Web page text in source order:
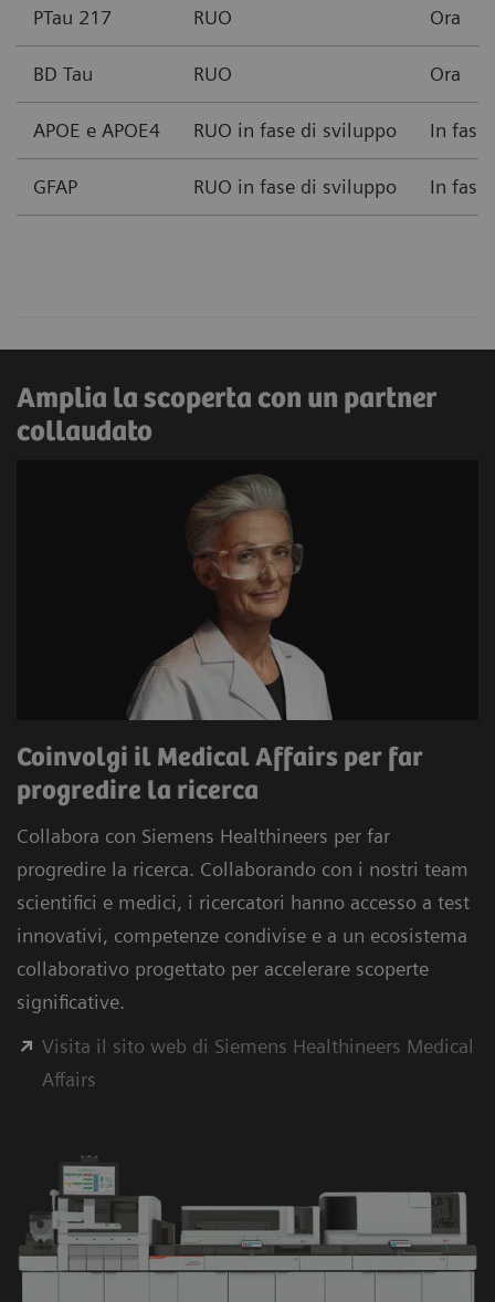
PTau 217 RUO Ora
BD Tau RUO Ora
APOE e APOE4 RUO in fase di sviluppo In
GFAP RUO in fase di sviluppo In
Amplia la scoperta con un partner
collaudato
Coinvolgi il Medical Affairs per far
progredire la ricerca
Collabora con Siemens Healthineers per far
progredire la ricerca. Collaborando con i nostri team
scientifici e medici, i ricercatori hanno accesso a test
innovativi, competenze condivise e a un ecosistema
collaborativo progettato per accelerare scoperte
significative.
Visita il sito web di Siemens Healthineers Medical
Affairs